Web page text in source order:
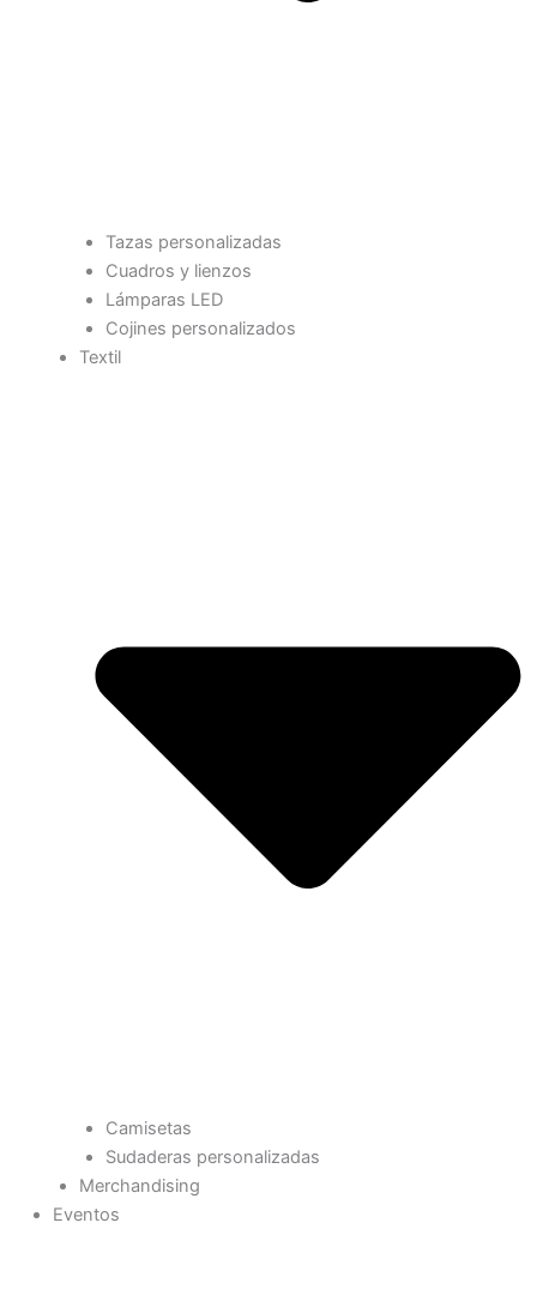
Tazas personalizadas
Cuadros y lienzos
Lámparas LED
Cojines personalizados
Textil
Camisetas
Sudaderas personalizadas
Merchandising
Eventos